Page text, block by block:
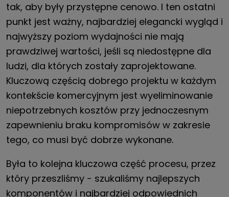
tak, aby były przystępne cenowo. I ten ostatni
punkt jest ważny, najbardziej elegancki wygląd i
najwyższy poziom wydajności nie mają
prawdziwej wartości, jeśli są niedostępne dla
ludzi, dla których zostały zaprojektowane.
Kluczową częścią dobrego projektu w każdym
kontekście komercyjnym jest wyeliminowanie
niepotrzebnych kosztów przy jednoczesnym
zapewnieniu braku kompromisów w zakresie
tego, co musi być dobrze wykonane.
Była to kolejna kluczowa część procesu, przez
który przeszliśmy - szukaliśmy najlepszych
komponentów i najbardziej odpowiednich